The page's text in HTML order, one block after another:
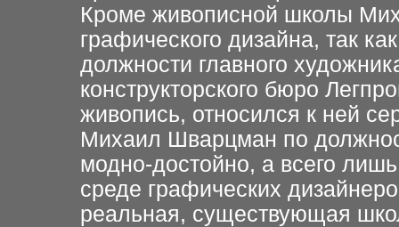
Кроме живописной школы
графического дизайна, так
должности главного
конструкторского бюро
живопись, относился к ней
Михаил Шварцман по
модно-достойно, а всего
среде графических
реальная, существующая